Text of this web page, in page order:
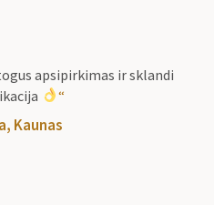
apsipirkimas ir sklandi
“
Kaunas